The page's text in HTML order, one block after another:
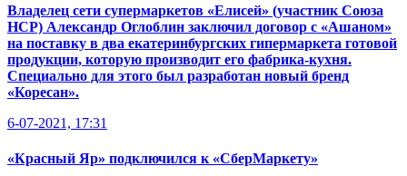
Владелец сети супермаркетов «Елисей» (участник Союза
НСР) Александр Оглоблин заключил договор с «Ашаном»
на поставку в два екатеринбургских гипермаркета готовой
продукции, которую производит его фабрика-кухня.
Специально для этого был разработан новый бренд
«Коресан».
6-07-2021, 17:31
«Красный Яр» подключился к «СберМаркету»